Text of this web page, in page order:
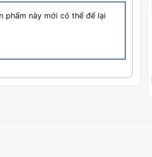
phẩm này mới có thể để lại